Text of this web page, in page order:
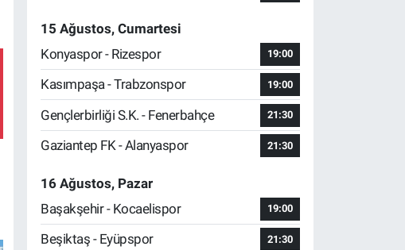
15 Ağustos, Cumartesi
Konyaspor - Rizespor
19:00
Kasımpaşa - Trabzonspor 19:00
Gençlerbirliği S.K. - Fenerbahçe 21:30
Gaziantep FK - Alanyaspor 21:30
16 Ağustos, Pazar
Başakşehir - Kocaelispor
19:00
Beşiktaş - Eyüpspor 21:30